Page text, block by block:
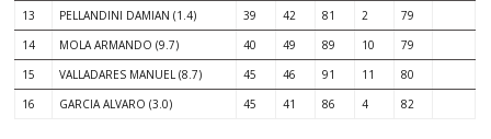
13
PELLANDINI DAMIAN (1.4) 39 42 81 2
79
14
MOLA ARMANDO (9.7) 40 49 89 10
79
15
VALLADARES MANUEL (8.7) 45 46 91 11
80
16
GARCIA ALVARO (3.0) 45 41 86 4 82